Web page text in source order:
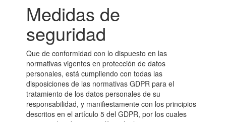
Medidas de
seguridad
Que de conformidad con lo dispuesto en las
normativas vigentes en protección de datos
personales, está cumpliendo con todas las
disposiciones de las normativas GDPR para el
tratamiento de los datos personales de su
responsabilidad, y manifiestamente con los principios
descritos en el artículo 5 del GDPR, por los cuales